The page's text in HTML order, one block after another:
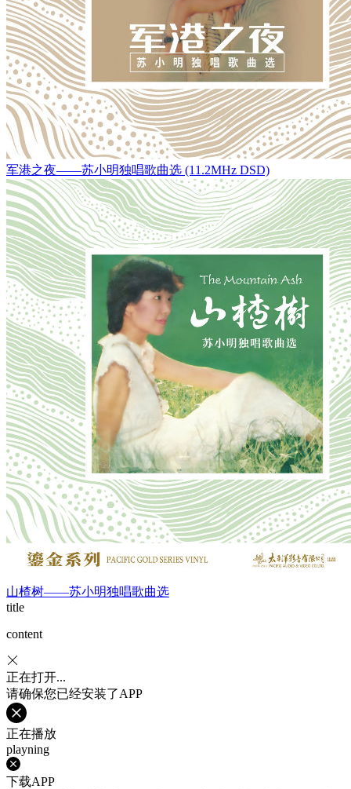
军港之夜——苏小明独唱歌曲选 (11.2MHz DSD)
山楂树——苏小明独唱歌曲选
title
content
正在打开...
请确保您已经安装了APP
正在播放
playning
下载APP